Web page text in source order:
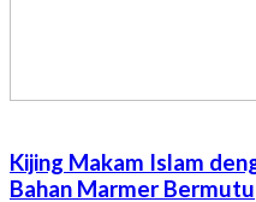
Kijing Makam Islam
Bahan Marmer Bermutu